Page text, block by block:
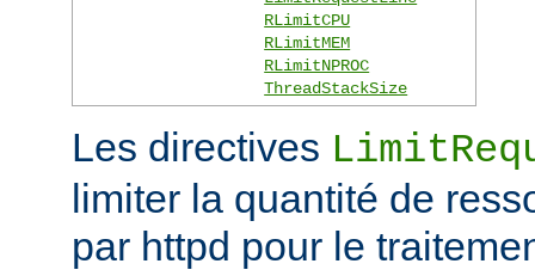
RLimitCPU
RLimitMEM
RLimitNPROC
ThreadStackSize
Les directives
limiter la quantité de
par httpd pour le